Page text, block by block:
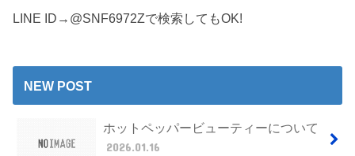
LINE ID→@SNF6972Zで検索してもOK!
NEW POST
ホットペッパービューティーについて
2026.01.16